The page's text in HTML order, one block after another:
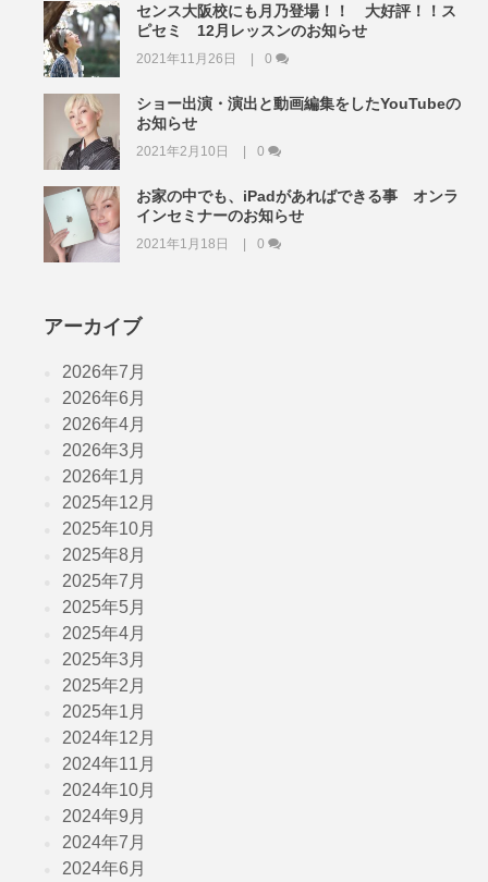
センス大阪校にも月乃登場！！ 大好評！！ス
ピセミ 12月レッスンのお知らせ
2021年11月26日 0
ショー出演・演出と動画編集をしたYouTubeの
お知らせ
2021年2月10日 0
お家の中でも、iPadがあればできる事 オンラ
インセミナーのお知らせ
2021年1月18日 0
アーカイブ
2026年7月
2026年6月
2026年4月
2026年3月
2026年1月
2025年12月
2025年10月
2025年8月
2025年7月
2025年5月
2025年4月
2025年3月
2025年2月
2025年1月
2024年12月
2024年11月
2024年10月
2024年9月
2024年7月
2024年6月